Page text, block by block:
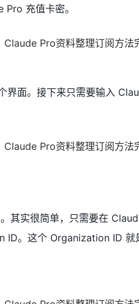
充值卡密。
界面。接下来只需要输入
其实很简单，只需要在
。这个 Organization ID 就